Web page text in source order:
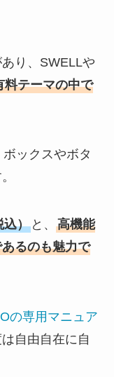
り、SWELLや
料テーマの中で
ックスやボタ
込）と、 高機能
るのも魅力で
の専用マニュア
自由自在に自